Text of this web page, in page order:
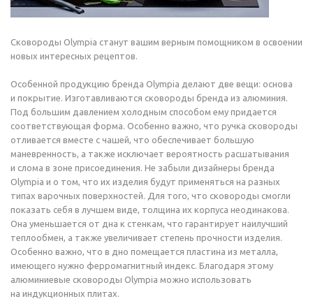
Сковороды Olympia станут вашим верным помощником в освоении
новых интересных рецептов.
Особенной продукцию бренда Olympia делают две вещи: основа
и покрытие. Изготавливаются сковороды бренда из алюминия.
Под большим давлением холодным способом ему придается
соответствующая форма. Особенно важно, что ручка сковороды
отливается вместе с чашей, что обеспечивает большую
маневренность, а также исключает вероятность расшатывания
и слома в зоне присоединения. Не забыли дизайнеры бренда
Olympia и о том, что их изделия будут применяться на разных
типах варочных поверхностей. Для того, что сковороды смогли
показать себя в лучшем виде, толщина их корпуса неодинакова.
Она уменьшается от дна к стенкам, что гарантирует наилучший
теплообмен, а также увеличивает степень прочности изделия.
Особенно важно, что в дно помещается пластина из металла,
имеющего нужно ферромагнитный индекс. Благодаря этому
алюминиевые сковороды Olympia можно использовать
на индукционных плитах.